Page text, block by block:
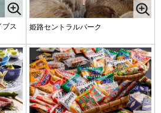
ス
姫路セントラルパーク